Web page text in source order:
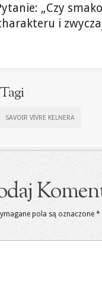
„Czy
i
Tagi
SAVOIR VIVRE KELNERA
pola są oznaczone *